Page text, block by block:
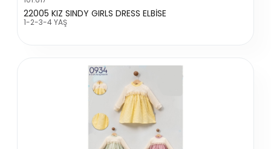
22005 KIZ SINDY GIRLS DRESS ELBİSE
1-2-3-4 YAŞ